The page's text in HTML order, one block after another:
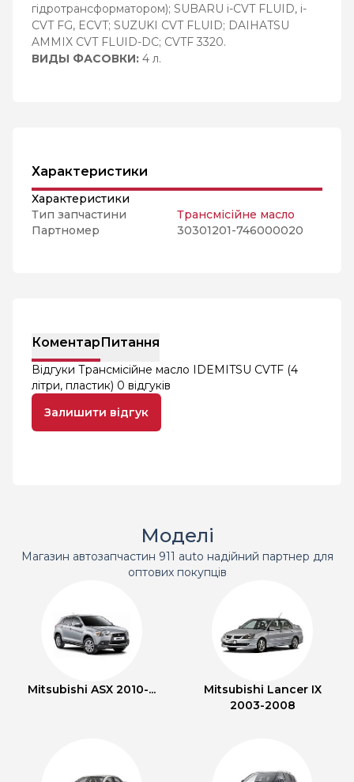
гідротрансформатором); SUBARU i-CVT FLUID, i-
CVT FG, ECVT; SUZUKI CVT FLUID; DAIHATSU
AMMIX CVT FLUID-DC; CVTF 3320.
ВИДЫ ФАСОВКИ: 4 л.
Характеристики
Характеристики
Тип запчастини
Трансмісійне масло
Партномер
30301201-746000020
КоментарПитання
Відгуки Трансмісійне масло IDEMITSU CVTF (4
літри, пластик) 0 відгуків
Залишити відгук
Моделі
Магазин автозапчастин 911 auto надійний партнер для
оптових покупців
Mitsubishi ASX 2010-...
Mitsubishi Lancer IX
2003-2008